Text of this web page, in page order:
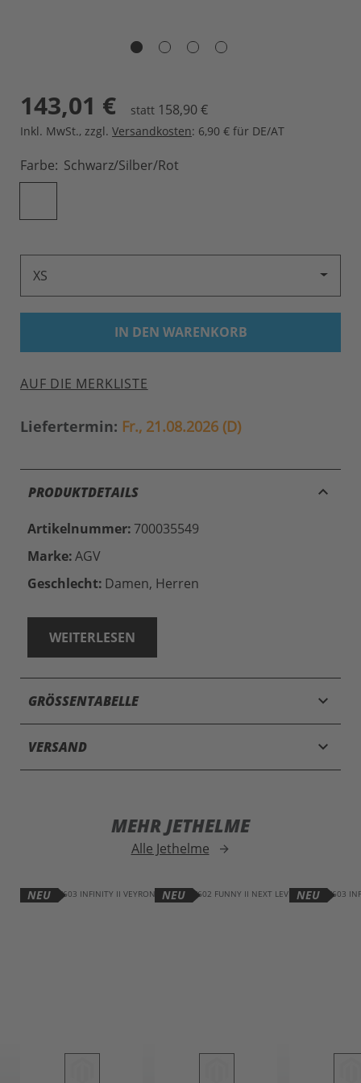
143,01 € statt 158,90 €
Inkl. MwSt., zzgl. Versandkosten: 6,90 € für DE/AT
Farbe Schwarz/silber/rot
XS
IN DEN WARENKORB
AUF DIE MERKLISTE
Liefertermin: Fr., 21.08.2026 (D)
PRODUKTDETAILS keyboard_arrow_up
Artikelnummer: 700035549
Marke:AGV
Geschlecht: Damen, Herren
WEITERLESEN
GRÖSSENTABELLE keyboard_arrow_down
VERSAND keyboard_arrow_down
MEHR JETHELME
Alle Jethelme arrow_forward
NEU NEU NEU